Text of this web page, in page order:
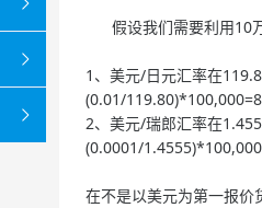
假设我们需要利用10万
1、美元/日元汇率在
(0.01/
2、美元/瑞郎汇率在
(0.0001/
在不是以美元为第一报价